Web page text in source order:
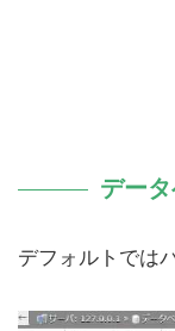
デー
デフォルトでは